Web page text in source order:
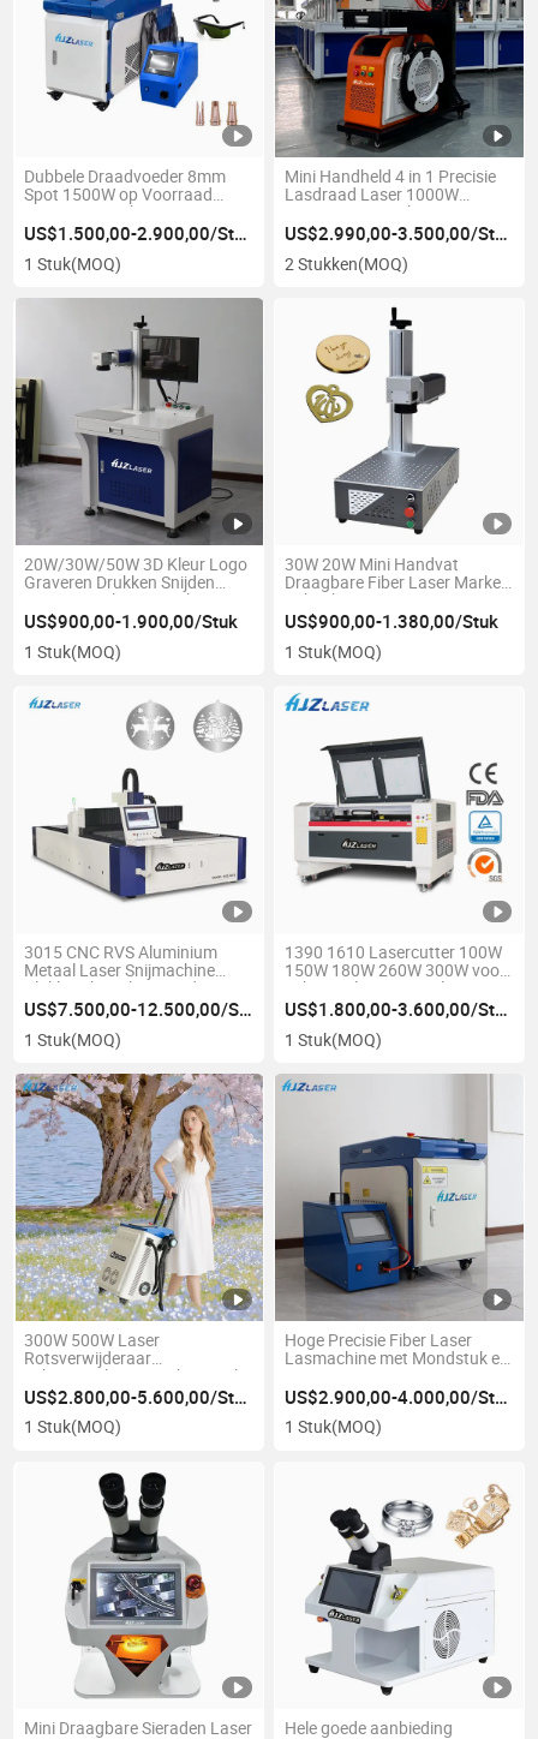
Dubbele Draadvoeder 8mm
Spot 1500W op Voorraad
Laser Lasmachine
Snijmachine
Reinigingsmachine
US$1.500,00-2.900,00/Stuk
1 Stuk(MOQ)
Mini Handheld 4 in 1 Precisie
Lasdraad Laser 1000W
1500W 2000W 3kw
Plaatmetaal RVS Draagbare
Lasmachine
US$2.990,00-3.500,00/Stuk
2 Stukken(MOQ)
20W/30W/50W 3D Kleur Logo
Graveren Drukken Snijden
Lassen Marker Optische Mini
Raam Sieraden Plastic Pen
Metaal CO2 UV Fiber Laser
Markeer Machine Prijs
US$900,00-1.900,00/Stuk
1 Stuk(MOQ)
30W 20W Mini Handvat
Draagbare Fiber Laser Marker
Fabriek
US$900,00-1.380,00/Stuk
1 Stuk(MOQ)
3015 CNC RVS Aluminium
Metaal Laser Snijmachine
Vlakke Fiber Plaat Snijden
Machine voor Koolstofstaal
Buis Plaat Pijp CNC Metaal
Snijmachine 3000W 6000W
US$7.500,00-12.500,00/Stuk
1 Stuk(MOQ)
1390 1610 Lasercutter 100W
150W 180W 260W 300W voor
Schuim Plastic Textiel Papier
MDF Leer Acryl Hout Stof CNC
CO2 Laser Graveermachine
US$1.800,00-3.600,00/Stuk
1 Stuk(MOQ)
300W 500W Laser
Rotsverwijderaar
Schoonmaker Draagbare Puls
Mopa Laser Cleaner Rotsverf
Verwijdering Laser
Reinigingsmachine Prijs China
US$2.800,00-5.600,00/Stuk
1 Stuk(MOQ)
Hoge Precisie Fiber Laser
Lasmachine met Mondstuk en
US$2.900,00-4.000,00/Stuk
1 Stuk(MOQ)
Mini Draagbare Sieraden Laser
Hele goede aanbieding